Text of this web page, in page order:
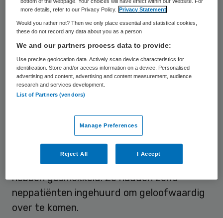
De drie liepen in juni tegen de lamp. Ze
waren per veerboot naar Groot-Brittannië
gegaan en werden later in de buurt van
Birmingham gecontroleerd. In hun
ambulance vonden agenten 193 kilo
cocaïne, 74 kilo heroïne en twee kilo xtc. Die
drugs waren bij elkaar 38 miljoen pond
De groep reed al langer op en neer. De
politie denkt dat de bendeleden in totaal
meer dan een miljard pond aan drugs
hebben gesmokkeld. Ze hadden zelfs
neppatiënten ingehuurd om geloofwaardig
over te komen.
more details, refer to our Privacy Policy.
Privacy Statement
Would you rather not? Then we only place essential and statistical cookies,
these do not record any data about you as a person
We and our partners process data to provide:
Use precise geolocation data. Actively scan device characteristics for
identification. Store and/or access information on a device. Personalised
advertising and content, advertising and content measurement, audience
research and services development.
List of Partners (vendors)
Manage Preferences
Reject All I Accept